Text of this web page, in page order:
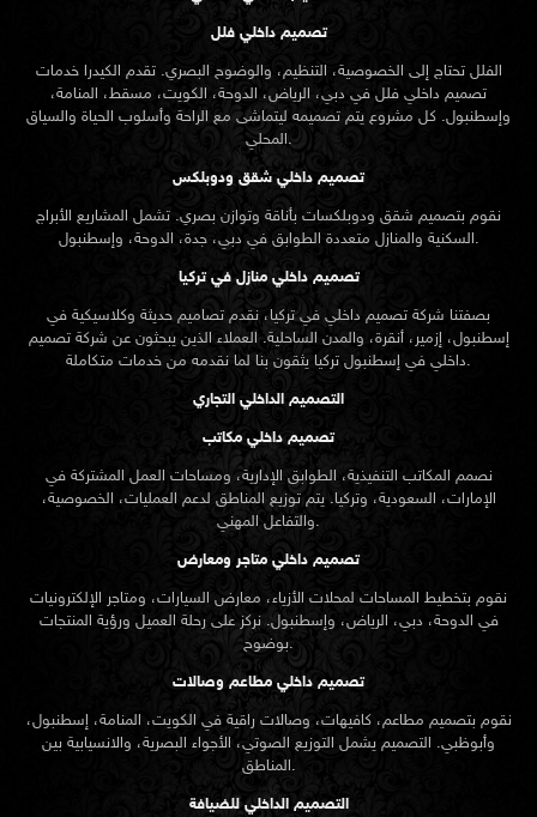
تصميم داخلي فلل
الفلل تحتاج إلى الخصوصية، التنظيم، والوضوح البصري. تقدم الكيدرا خدمات
تصميم داخلي فلل في دبي، الرياض، الدوحة، الكويت، مسقط، المنامة،
وإسطنبول. كل مشروع يتم تصميمه ليتماشى مع الراحة وأسلوب الحياة والسياق
المحلي.
تصميم داخلي شقق ودوبلكس
نقوم بتصميم شقق ودوبلكسات بأناقة وتوازن بصري. تشمل المشاريع الأبراج
السكنية والمنازل متعددة الطوابق في دبي، جدة، الدوحة، وإسطنبول.
تصميم داخلي منازل في تركيا
بصفتنا شركة تصميم داخلي في تركيا، نقدم تصاميم حديثة وكلاسيكية في
إسطنبول، إزمير، أنقرة، والمدن الساحلية. العملاء الذين يبحثون عن شركة تصميم
داخلي في إسطنبولتركيا يثقون بنا لما نقدمه من خدمات متكاملة.
التصميم الداخلي التجاري
تصميم داخلي مكاتب
نصمم المكاتب التنفيذية، الطوابق الإدارية، ومساحات العمل المشتركة في
الإمارات، السعودية، وتركيا. يتم توزيع المناطق لدعم العمليات، الخصوصية،
والتفاعل المهني.
تصميم داخلي متاجر ومعارض
نقوم بتخطيط المساحات لمحلات الأزياء، معارض السيارات، ومتاجر الإلكترونيات
في الدوحة، دبي، الرياض، وإسطنبول. نركز على رحلة العميل ورؤية المنتجات
بوضوح.
تصميم داخلي مطاعم وصالات
نقوم بتصميم مطاعم، كافيهات، وصالات راقية في الكويت، المنامة، إسطنبول،
وأبوظبي. التصميم يشمل التوزيع الصوتي، الأجواء البصرية، والانسيابية بين
المناطق.
التصميم الداخلي للضيافة